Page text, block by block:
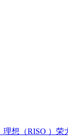
理想（RISO ） 荣